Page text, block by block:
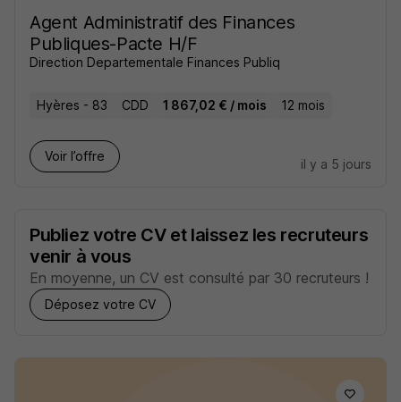
Agent Administratif des Finances
Publiques-Pacte H/F
Direction Departementale Finances Publiq
Hyères - 83 CDD 1 867,02 € / mois 12 mois
Voir l’offre
il y a 5 jours
Publiez votre CV et laissez les recruteurs
venir à vous
En moyenne, un CV est consulté par 30 recruteurs !
Déposez votre CV